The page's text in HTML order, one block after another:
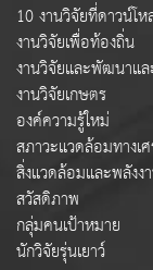
10 งานวิจัยที่ดาวน์โ
งานวิจัยเพื่อท้องถิ่น
งานวิจัยและพัฒนาแล
งานวิจัยเกษตร
องค์ความรู้ใหม่
สภาวะแวดล้อมทางเ
สิ่งแวดล้อมและพลังง
สวัสดิภาพ
กลุ่มคนเป้าหมาย
นักวิจัยรุ่นเยาว์